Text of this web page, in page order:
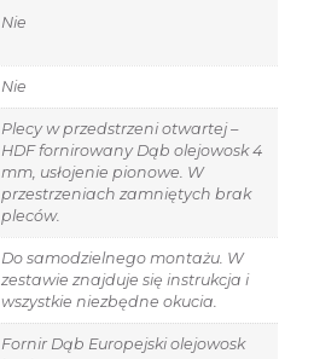
Nie
Nie
Plecy w przedstrzeni otwartej –
HDF fornirowany Dąb olejowosk 4
mm, usłojenie pionowe. W
przestrzeniach zamniętych brak
pleców.
Do samodzielnego montażu. W
zestawie znajduje się instrukcja i
wszystkie niezbędne okucia.
Fornir Dąb Europejski olejowosk